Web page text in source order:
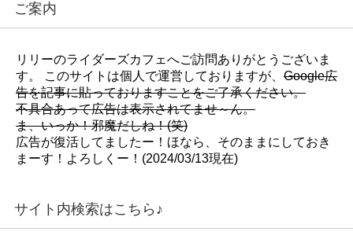
ご案内
リリーのライダーズカフェへご訪問ありがとうございま
す。 このサイトは個人で運営しておりますが、 Google広
告を記事に貼っておりますことをご了承ください。
不具合あって広告は表示されてませ～ん。
ま、いっか！邪魔だしね！(笑)
広告が復活してましたー！ほなら、そのままにしておき
まーす！よろしくー！(2024/03/13現在)
サイト内検索はこちら♪